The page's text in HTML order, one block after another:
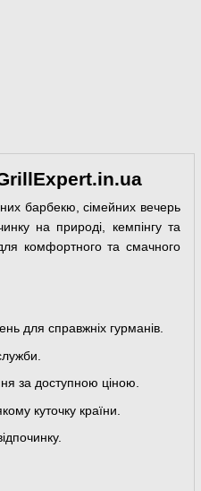
барбекю, сімейних вечерь
на природі, кемпінгу та
комфортного та смачного
для справжніх гурманів.
за доступною ціною.
куточку країни.